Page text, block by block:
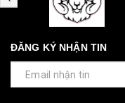
ĐĂNG KÝ NHẬN TIN